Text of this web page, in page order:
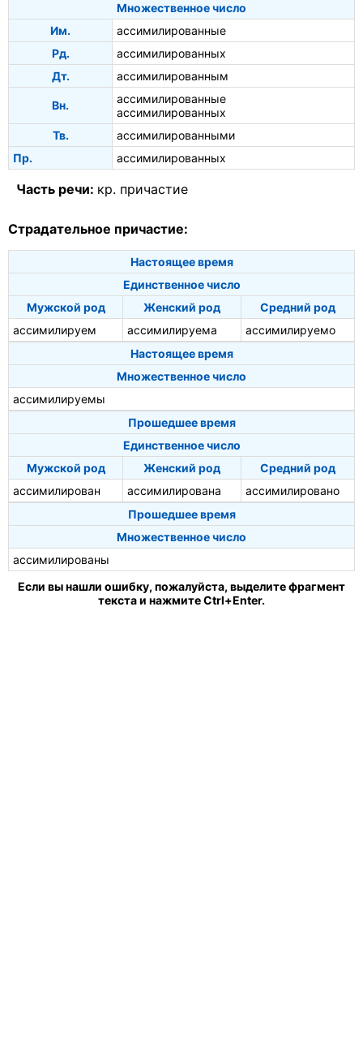
Множественное число
Им.
ассимилированные
Рд.
ассимилированных
Дт.
ассимилированным
Вн.
ассимилированные
ассимилированных
Тв.
ассимилированными
Пр.
ассимилированных
Часть речи: кр. причастие
Страдательное причастие:
Настоящее время
Единственное число
Мужской род
Женский род
Средний род
ассимилируем
ассимилируема
ассимилируемо
Настоящее время
Множественное число
ассимилируемы
Прошедшее время
Единственное число
Мужской род
Женский род
Средний род
ассимилирован
ассимилирована
ассимилировано
Прошедшее время
Множественное число
ассимилированы
Если вы нашли ошибку, пожалуйста, выделите фрагмент
текста и нажмите Ctrl+Enter.